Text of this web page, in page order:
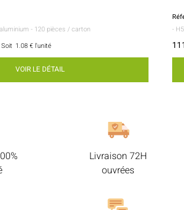
- 120 pièces / carton
Soit 1.08 € l'unité
VOIR LE DÉTAIL
-
Livraison 72H
ouvrées